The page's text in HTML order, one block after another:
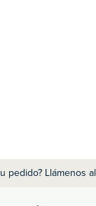
pedido? Llámenos